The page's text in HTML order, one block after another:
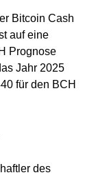
Bitcoin Cash
auf eine
Prognose
Jahr 2025
für den BCH
des